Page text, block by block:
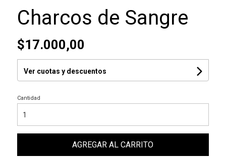
Charcos de Sangre
$17.000,00
Ver cuotas y descuentos
Cantidad
AGREGAR AL CARRITO